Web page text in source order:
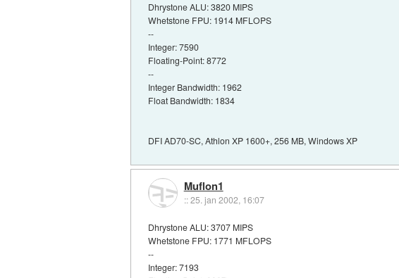
Dhrystone ALU: 3820 MIPS
Whetstone FPU: 1914 MFLOPS
--
Integer: 7590
Floating-Point: 8772
--
Integer Bandwidth: 1962
Float Bandwidth: 1834
DFI AD70-SC, Athlon XP 1600+, 256 MB, Windows XP
Muflon1
::25. jan 2002, 16:07
Dhrystone ALU: 3707 MIPS
Whetstone FPU: 1771 MFLOPS
--
Integer: 7193